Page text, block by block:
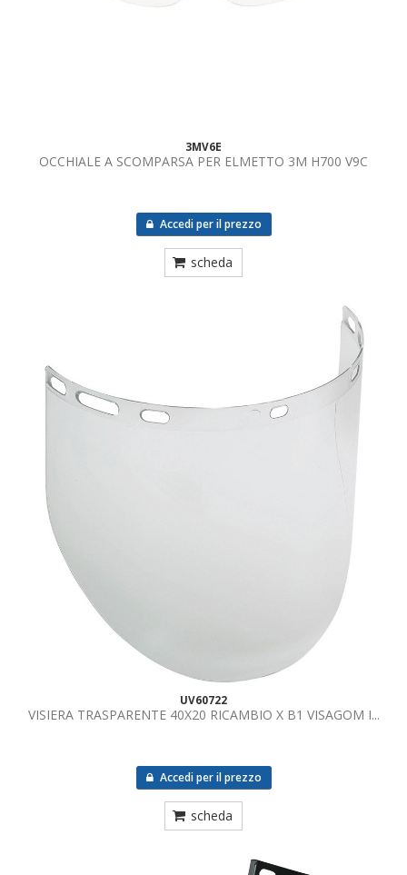
3MV6E
OCCHIALE A SCOMPARSA PER ELMETTO 3M H700 V9C
Accedi per il prezzo
scheda
UV60722
VISIERA TRASPARENTE 40X20 RICAMBIO X B1 VISAGOM I...
Accedi per il prezzo
scheda